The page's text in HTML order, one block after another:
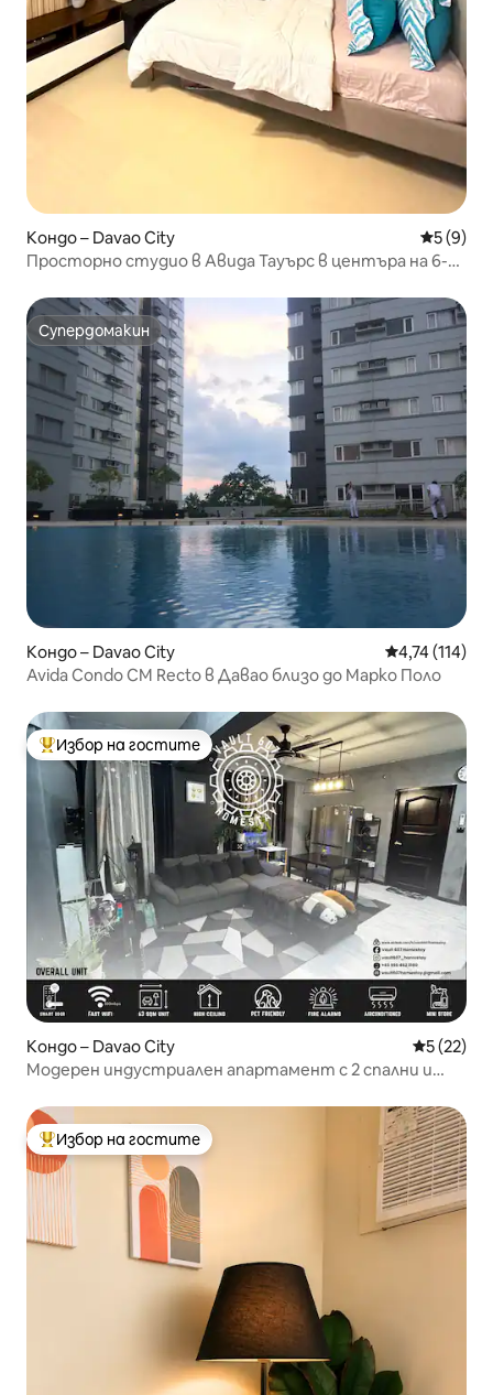
Кондо – Davao City Средна
5 (9)
Просторно студио в Авида Тауърс в центъра на 6-ия
Супердомакин
Супердомакин
Кондо – Davao City Средна
4,74 (114)
Avida Condo CM Recto в Давао близо до Марко Поло
Най-популярен избор на гостите
Избор на гостите
Кондо – Davao City Средна
5 (22)
Модерен индустриален апартамент с 2 спални и
Най-популярен избор на гостите
Избор на гостите